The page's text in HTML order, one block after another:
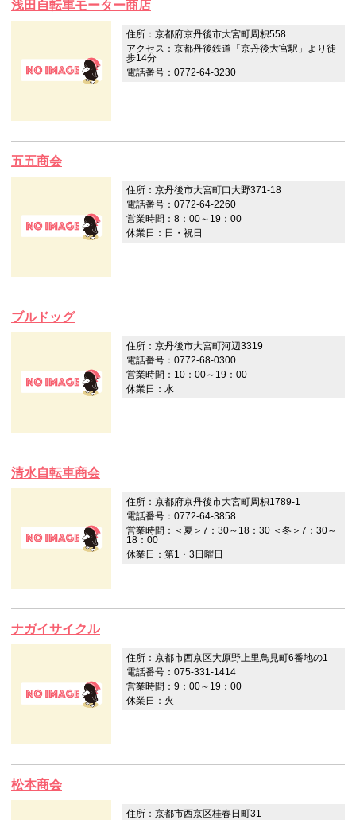
浅田自転車モーター商店
住所：京都府京丹後市大宮町周枳558
アクセス：京都丹後鉄道「京丹後大宮駅」より徒
歩14分
電話番号：0772-64-3230
五五商会
住所：京丹後市大宮町口大野371-18
電話番号：0772-64-2260
営業時間：8：00～19：00
休業日：日・祝日
ブルドッグ
住所：京丹後市大宮町河辺3319
電話番号：0772-68-0300
営業時間：10：00～19：00
休業日：水
清水自転車商会
住所：京都府京丹後市大宮町周枳1789-1
電話番号：0772-64-3858
営業時間：＜夏＞7：30～18：30 ＜冬＞7：30～
18：00
休業日：第1・3日曜日
ナガイサイクル
住所：京都市西京区大原野上里鳥見町6番地の1
電話番号：075-331-1414
営業時間：9：00～19：00
休業日：火
松本商会
住所：京都市西京区桂春日町31